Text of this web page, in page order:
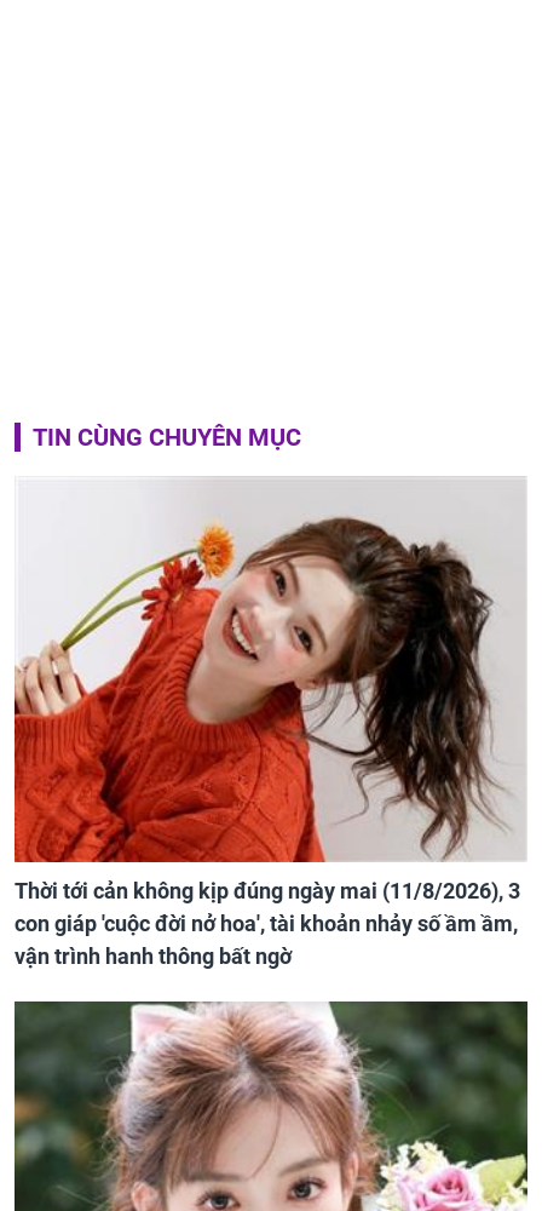
TIN CÙNG CHUYÊN MỤC
Thời tới cản không kịp đúng ngày mai (11/8/2026), 3
con giáp 'cuộc đời nở hoa', tài khoản nhảy số ầm ầm,
vận trình hanh thông bất ngờ